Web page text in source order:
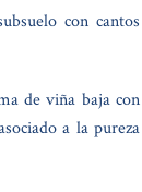
con cantos
de viña baja con
a la pureza